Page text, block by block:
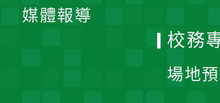
媒體報導
校務
場地